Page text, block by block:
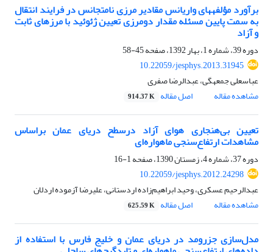
برآورد مؤلفه‎های واریانس مقادیر مرزی نامتجانس در فرایند انتقال
به سمت پایین مسئله مقدار دومرزی تعیین ژئوئید با مرزهای ثابت
و آزاد
دوره 39، شماره 1، بهار 1392، صفحه
45-58
10.22059/jesphys.2013.31945
عباسعلی جمعه‎گی، عبدالرضا صفری
مشاهده مقاله
اصل مقاله 914.37 K
تعیین بی‌هنجاری‌‌ هوای آزاد درسطح دریای عمان براساس
مشاهدات ارتفاع‌سنجی‌‌ ماهواره‌‌ای
دوره 37، شماره 4، زمستان 1390، صفحه
1-16
10.22059/jesphys.2012.24298
عبدالرحیم عسکری، وحید ابراهیم‌‌زاده اردستانی، علیرضا آزموده اردلان
مشاهده مقاله
اصل مقاله 625.59 K
مدل‌سازی جزرومد در دریای عمان و خلیج فارس با استفاده از